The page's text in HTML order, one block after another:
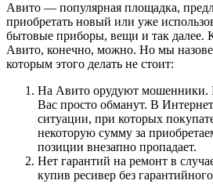
Авито — популярная площадка,
приобретать новый или уже
бытовые приборы, вещи и так далее.
Авито, конечно, можно. Но мы
которым этого делать не стоит:
На Авито орудуют мошенники.
Вас просто обманут. В
ситуации, при которых
некоторую сумму за
позиции внезапно пропадает.
Нет гарантий на ремонт в
купив ресивер без